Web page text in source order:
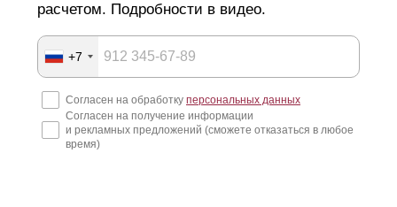
расчетом. Подробности в видео.
+7
Согласен на обработку персональных данных
Согласен на получение информации
и рекламных предложений (сможете отказаться в любое
время)